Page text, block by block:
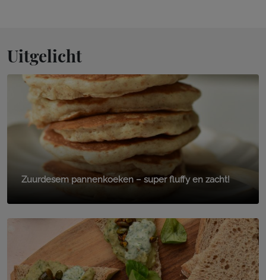
Uitgelicht
Zuurdesem pannenkoeken – super fluffy en zacht!